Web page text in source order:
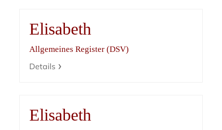
Elisabeth
Allgemeines Register (DSV)
Details
Elisabeth